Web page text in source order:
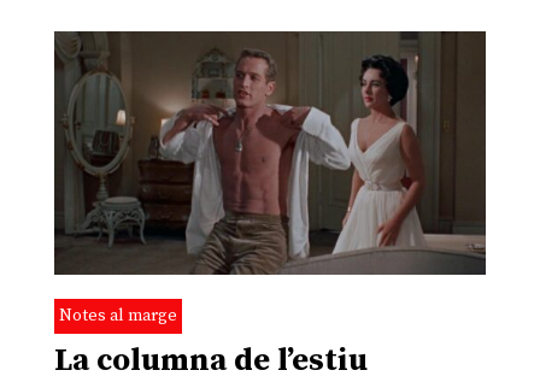
Notes al marge
La columna de l’estiu